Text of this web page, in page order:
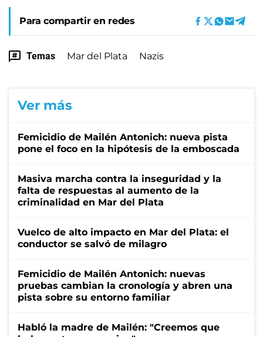
Para compartir en redes
Temas Mar del Plata Nazis
Ver más
Femicidio de Mailén Antonich: nueva pista
pone el foco en la hipótesis de la emboscada
Masiva marcha contra la inseguridad y la
falta de respuestas al aumento de la
criminalidad en Mar del Plata
Vuelco de alto impacto en Mar del Plata: el
conductor se salvó de milagro
Femicidio de Mailén Antonich: nuevas
pruebas cambian la cronología y abren una
pista sobre su entorno familiar
Habló la madre de Mailén: "Creemos que